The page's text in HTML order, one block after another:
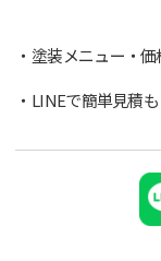
塗装メニュー・価
LINEで簡単見積も